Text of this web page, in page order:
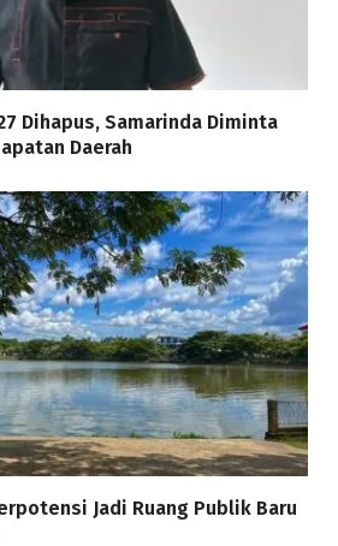
Dihapus, Samarinda Diminta
Daerah
Jadi Ruang Publik Baru